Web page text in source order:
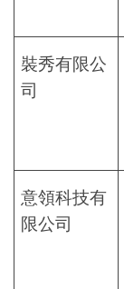
裝秀有限公
司
意領科技有
限公司